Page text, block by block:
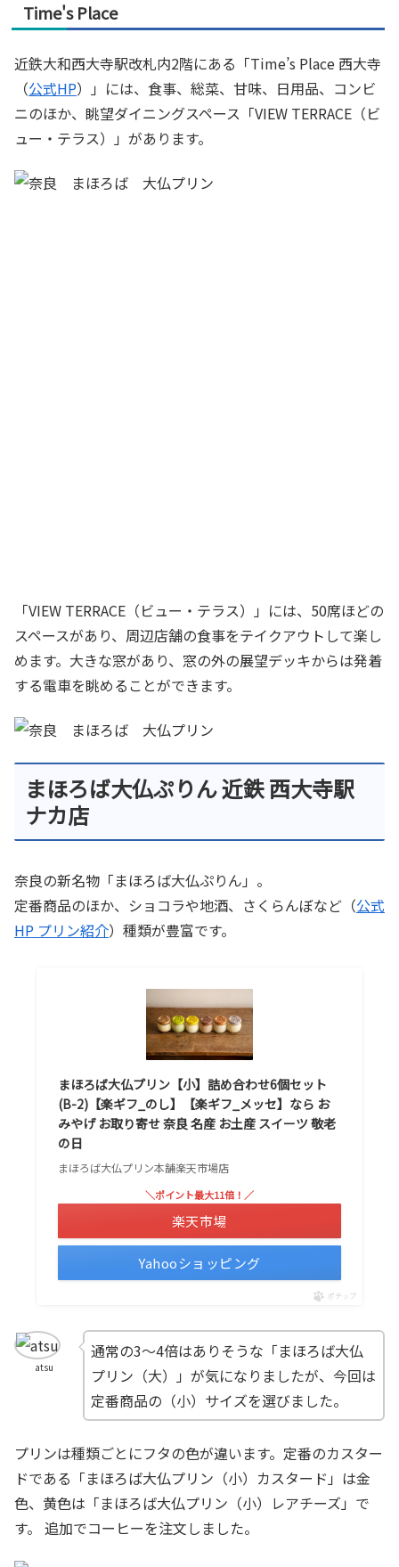
Time's Place
近鉄大和西大寺駅改札内2階にある「Time’s Place 西大寺
（公式HP）」には、食事、総菜、甘味、日用品、コンビ
ニのほか、眺望ダイニングスペース「VIEW TERRACE（ビ
ュー・テラス）」があります。
「VIEW TERRACE（ビュー・テラス）」には、50席ほどの
スペースがあり、周辺店舗の食事をテイクアウトして楽し
めます。大きな窓があり、窓の外の展望デッキからは発着
する電車を眺めることができます。
まほろば大仏ぷりん 近鉄 西大寺駅
ナカ店
奈良の新名物「まほろば大仏ぷりん」。
定番商品のほか、ショコラや地酒、さくらんぼなど（公式
HP プリン紹介）種類が豊富です。
まほろば大仏プリン【小】詰め合わせ6個セット
(B-2)【楽ギフ_のし】【楽ギフ_メッセ】なら お
みやげ お取り寄せ 奈良 名産 お土産 スイーツ 敬老
の日
まほろば大仏プリン本舗楽天市場店
＼ポイント最大11倍！／
楽天市場
Yahooショッピング
ポチップ
atsu
通常の3～4倍はありそうな「まほろば大仏
プリン（大）」が気になりましたが、今回は
定番商品の（小）サイズを選びました。
プリンは種類ごとにフタの色が違います。定番のカスター
ドである「まほろば大仏プリン（小）カスタード」は金
色、黄色は「まほろば大仏プリン（小）レアチーズ」で
す。 追加でコーヒーを注文しました。